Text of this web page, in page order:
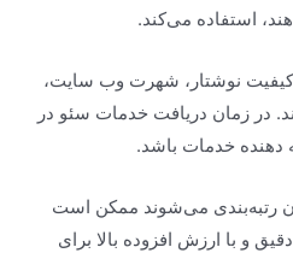
استفاده می‌کند.
نوشتار، شهرت وب سایت،
در زمان دریافت خدمات سئو در
دهنده خدمات باشد.
رتبه‌بندی می‌شوند ممکن است
و با ارزش افزوده بالا برای